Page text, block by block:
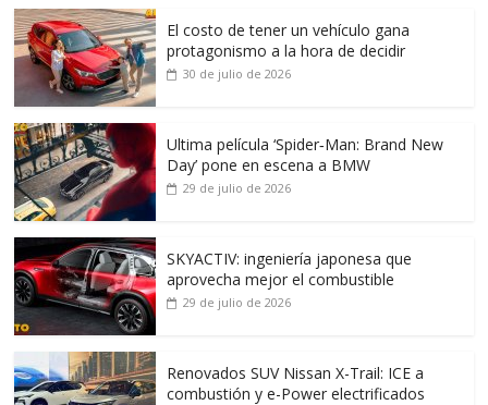
El costo de tener un vehículo gana
protagonismo a la hora de decidir
30 de julio de 2026
Ultima película ‘Spider‑Man: Brand New
Day’ pone en escena a BMW
29 de julio de 2026
SKYACTIV: ingeniería japonesa que
aprovecha mejor el combustible
29 de julio de 2026
Renovados SUV Nissan X-Trail: ICE a
combustión y e-Power electrificados